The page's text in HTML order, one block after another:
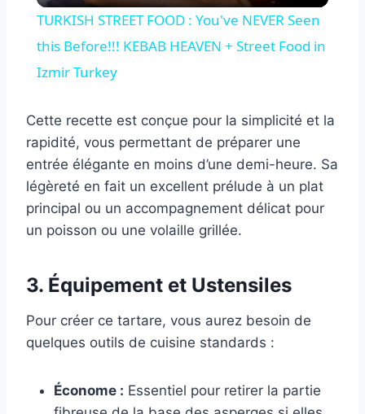
TURKISH STREET FOOD : You've NEVER Seen
this Before!!! KEBAB HEAVEN + Street Food in
Izmir Turkey
Cette recette est conçue pour la simplicité et la
rapidité, vous permettant de préparer une
entrée élégante en moins d’une demi-heure. Sa
légèreté en fait un excellent prélude à un plat
principal ou un accompagnement délicat pour
un poisson ou une volaille grillée.
3. Équipement et Ustensiles
Pour créer ce tartare, vous aurez besoin de
quelques outils de cuisine standards :
Économe : Essentiel pour retirer la partie